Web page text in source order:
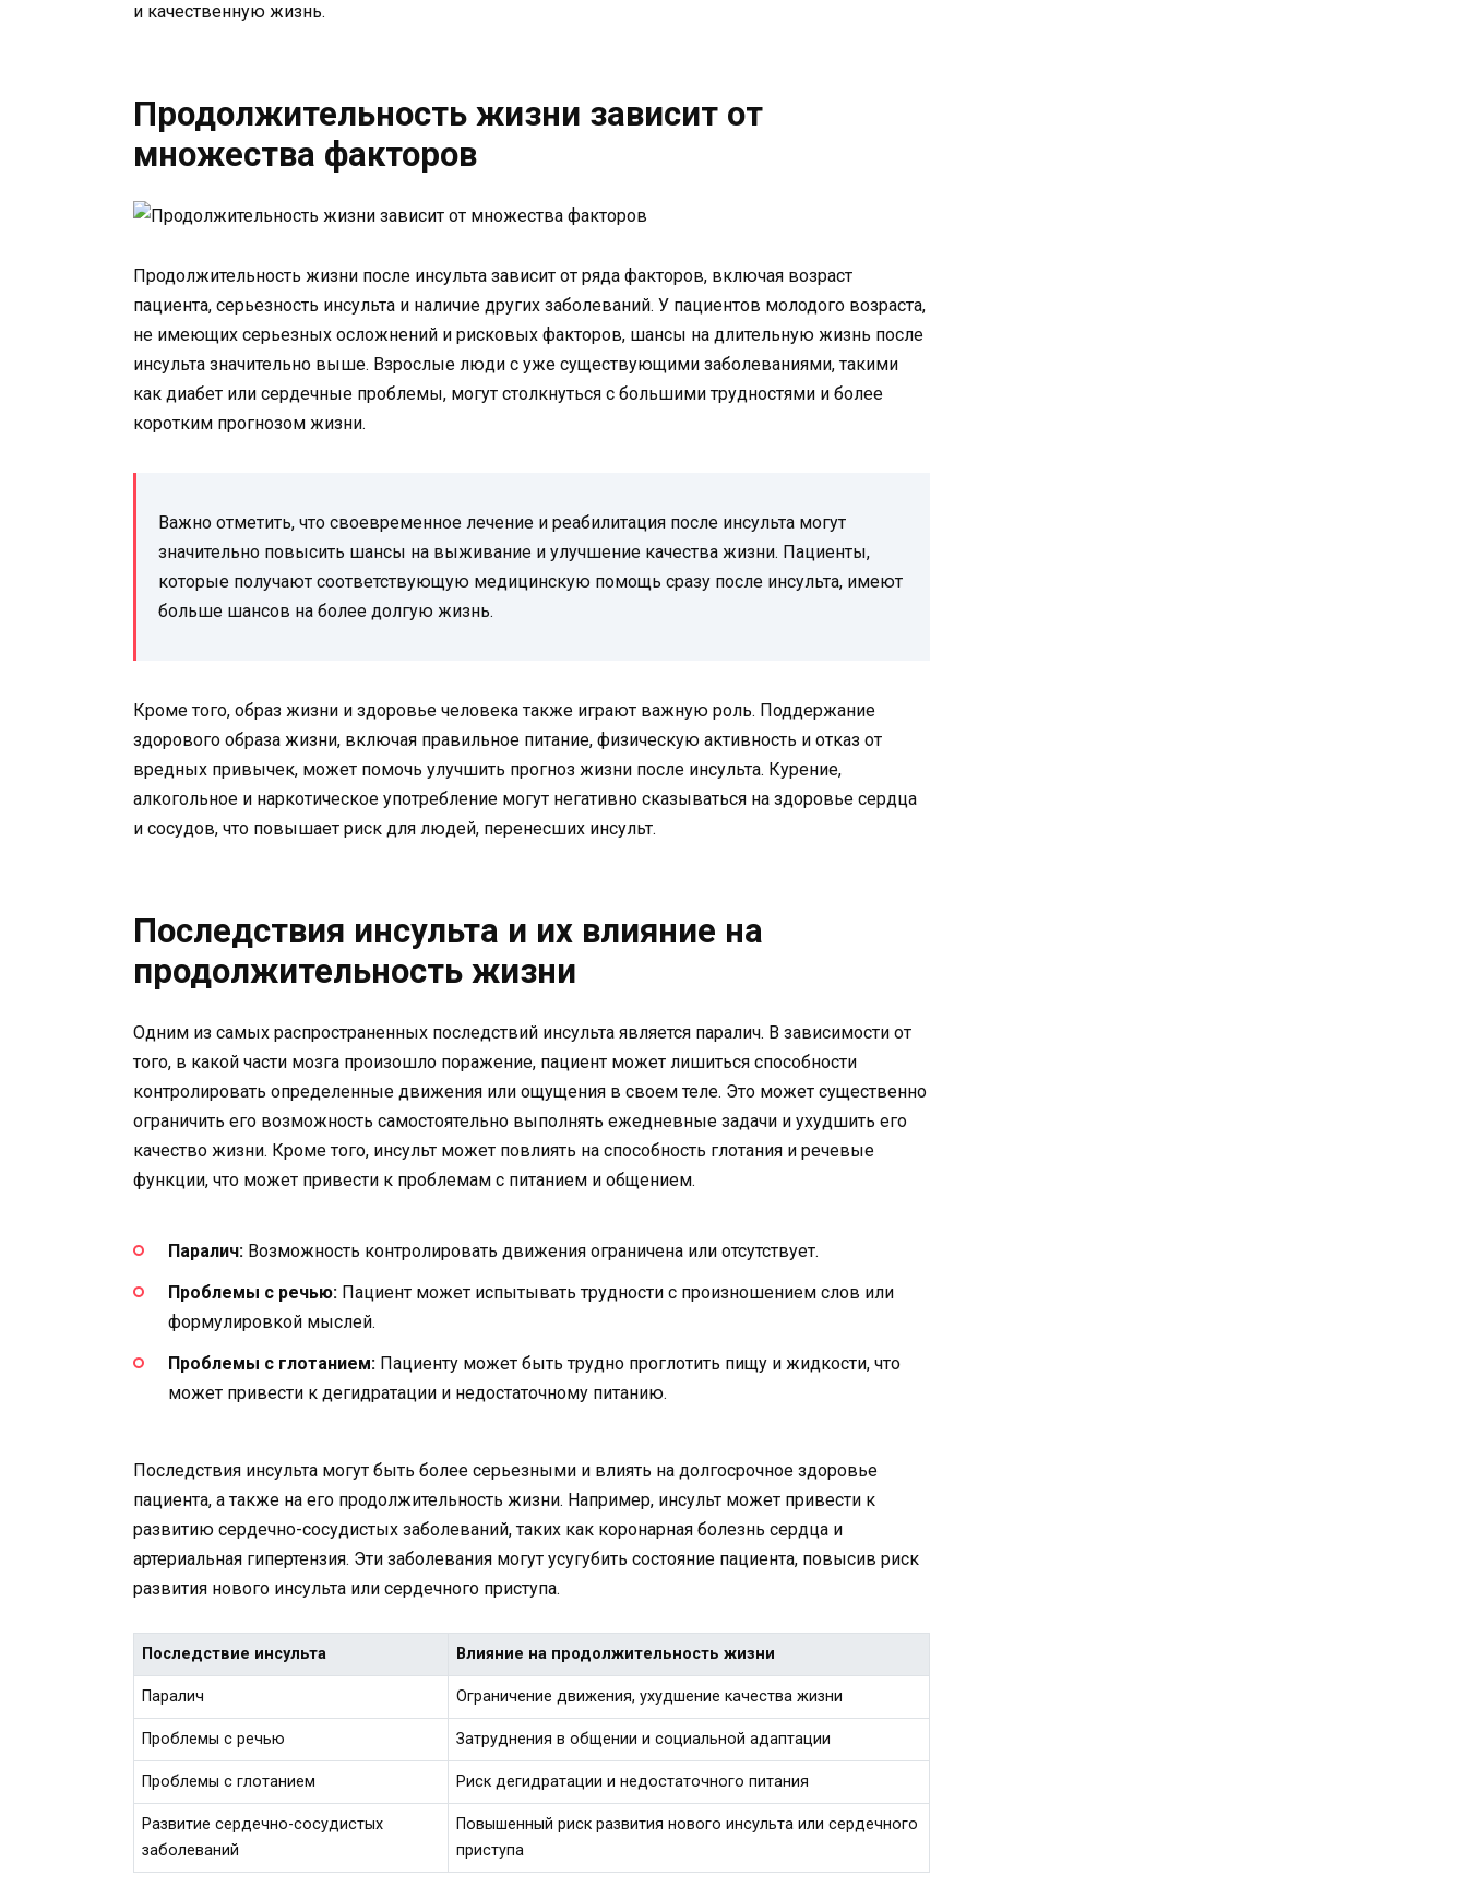
и качественную жизнь.
Продолжительность жизни зависит от
множества факторов
Продолжительность жизни после инсульта зависит от ряда факторов, включая возраст
пациента, серьезность инсульта и наличие других заболеваний. У пациентов молодого возраста,
не имеющих серьезных осложнений и рисковых факторов, шансы на длительную жизнь после
инсульта значительно выше. Взрослые люди с уже существующими заболеваниями, такими
как диабет или сердечные проблемы, могут столкнуться с большими трудностями и более
коротким прогнозом жизни.
Важно отметить, что своевременное лечение и реабилитация после инсульта могут
значительно повысить шансы на выживание и улучшение качества жизни. Пациенты,
которые получают соответствующую медицинскую помощь сразу после инсульта, имеют
больше шансов на более долгую жизнь.
Кроме того, образ жизни и здоровье человека также играют важную роль. Поддержание
здорового образа жизни, включая правильное питание, физическую активность и отказ от
вредных привычек, может помочь улучшить прогноз жизни после инсульта. Курение,
алкогольное и наркотическое употребление могут негативно сказываться на здоровье сердца
и сосудов, что повышает риск для людей, перенесших инсульт.
Последствия инсульта и их влияние на
продолжительность жизни
Одним из самых распространенных последствий инсульта является паралич. В зависимости от
того, в какой части мозга произошло поражение, пациент может лишиться способности
контролировать определенные движения или ощущения в своем теле. Это может существенно
ограничить его возможность самостоятельно выполнять ежедневные задачи и ухудшить его
качество жизни. Кроме того, инсульт может повлиять на способность глотания и речевые
функции, что может привести к проблемам с питанием и общением.
Паралич: Возможность контролировать движения ограничена или отсутствует.
Проблемы с речью: Пациент может испытывать трудности с произношением слов или
формулировкой мыслей.
Проблемы с глотанием: Пациенту может быть трудно проглотить пищу и жидкости, что
может привести к дегидратации и недостаточному питанию.
Последствия инсульта могут быть более серьезными и влиять на долгосрочное здоровье
пациента, а также на его продолжительность жизни. Например, инсульт может привести к
развитию сердечно-сосудистых заболеваний, таких как коронарная болезнь сердца и
артериальная гипертензия. Эти заболевания могут усугубить состояние пациента, повысив риск
развития нового инсульта или сердечного приступа.
Последствие инсульта Влияние на продолжительность жизни
Паралич Ограничение движения, ухудшение качества жизни
Проблемы с речью Затруднения в общении и социальной адаптации
Проблемы с глотанием Риск дегидратации и недостаточного питания
Развитие сердечно-сосудистых
заболеваний
Повышенный риск развития нового инсульта или сердечного
приступа